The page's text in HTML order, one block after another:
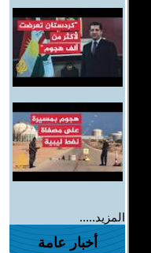
المزيد.....
أخبار عامة